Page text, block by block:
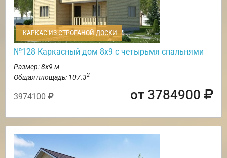
КАРКАС ИЗ СТРОГАНОЙ ДОСКИ
№128 Каркасный дом 8х9 с четырьмя спальнями
Размер: 8х9 м
Общая площадь: 107.32
3974100 от 3784900